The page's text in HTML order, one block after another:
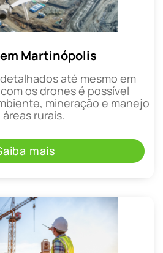
Martinópolis
até mesmo em
os drones é possível
mineração e manejo
rurais.
mais